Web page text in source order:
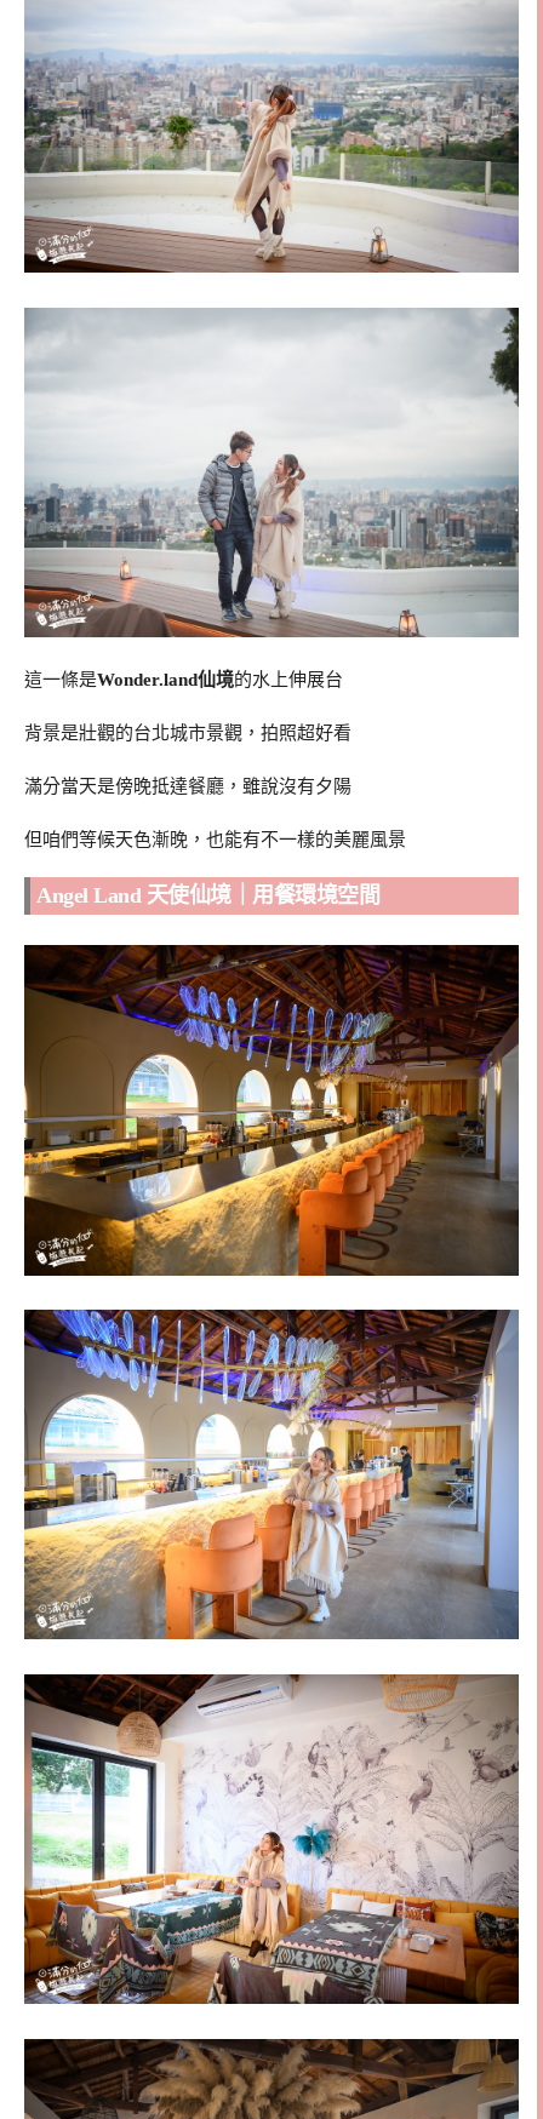
這一條是Wonder.land仙境的水上伸展台
背景是壯觀的台北城市景觀，拍照超好看
滿分當天是傍晚抵達餐廳，雖說沒有夕陽
但咱們等候天色漸晚，也能有不一樣的美麗風景
Angel Land 天使仙境｜用餐環境空間